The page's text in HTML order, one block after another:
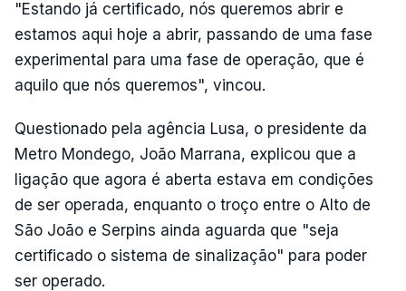
"Estando já certificado, nós queremos abrir e
estamos aqui hoje a abrir, passando de uma fase
experimental para uma fase de operação, que é
aquilo que nós queremos", vincou.
Questionado pela agência Lusa, o presidente da
Metro Mondego, João Marrana, explicou que a
ligação que agora é aberta estava em condições
de ser operada, enquanto o troço entre o Alto de
São João e Serpins ainda aguarda que "seja
certificado o sistema de sinalização" para poder
ser operado.